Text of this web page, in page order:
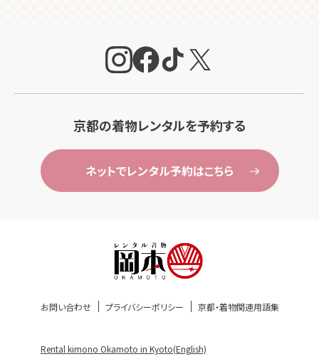
京都の着物レンタルを予約する
ネットでレンタル予約はこちら
お問い合わせ プライバシーポリシー 京都・着物関連用語集
Rental kimono Okamoto in Kyoto(English)